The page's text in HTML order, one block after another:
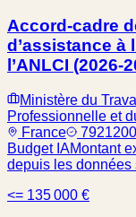
Accord-cadre
d’assistance à
l’ANLCI (2026-
Ministère du
Professionnelle et
France
Budget IAMontant
depuis les données
<= 135 000 €